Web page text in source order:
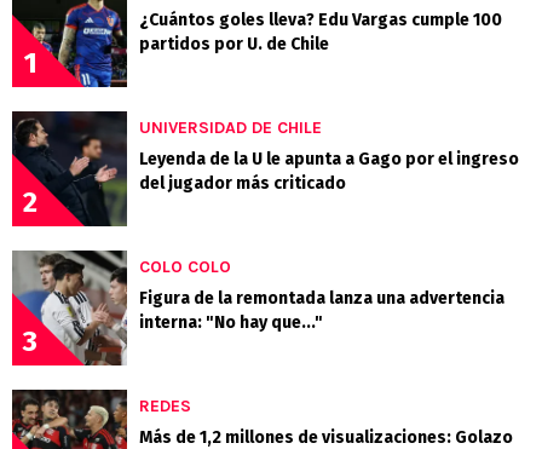
1
¿Cuántos goles lleva? Edu Vargas cumple 100
partidos por U. de Chile
2
UNIVERSIDAD DE CHILE
Leyenda de la U le apunta a Gago por el ingreso
del jugador más criticado
3
COLO COLO
Figura de la remontada lanza una advertencia
interna: "No hay que..."
REDES
Más de 1,2 millones de visualizaciones: Golazo